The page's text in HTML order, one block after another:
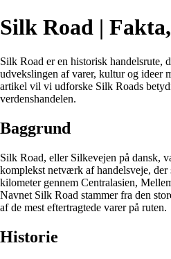
Silk Road |
Silk Road er en historisk handelsrute,
udvekslingen af varer, kultur og ideer
artikel vil vi udforske Silk Roads
verdenshandelen.
Baggrund
Silk Road, eller Silkevejen på dansk,
komplekst netværk af handelsveje,
kilometer gennem Centralasien,
Navnet Silk Road stammer fra den
af de mest eftertragtede varer på ruten.
Historie